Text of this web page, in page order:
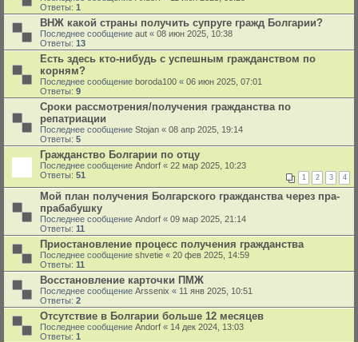
Ответы: 1
ВНЖ какой страны получить супруге гражд Болгарии?
Последнее сообщение aut « 08 июн 2025, 10:38
Ответы: 13
Есть здесь кто-нибудь с успешным гражданством по
корням?
Последнее сообщение boroda100 « 06 июн 2025, 07:01
Ответы: 9
Сроки рассмотрения/получения гражданства по
репатриации
Последнее сообщение Stojan « 08 апр 2025, 19:14
Ответы: 5
Гражданство Болгарии по отцу
Последнее сообщение Andorf « 22 мар 2025, 10:23
Ответы: 51 1 2 3 4
Мой план получения Болгарского гражданства через пра-
прабабушку
Последнее сообщение Andorf « 09 мар 2025, 21:14
Ответы: 11
Приостановление процесс получения гражданства
Последнее сообщение shvetie « 20 фев 2025, 14:59
Ответы: 11
Восстановление карточки ПМЖ
Последнее сообщение Arssenix « 11 янв 2025, 10:51
Ответы: 2
Отсутствие в Болгарии больше 12 месяцев
Последнее сообщение Andorf « 14 дек 2024, 13:03
Ответы: 1